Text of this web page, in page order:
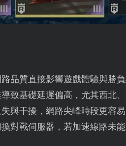
品質直接影響遊戲體驗與勝
致基礎延遲偏高，尤其西北
與干擾，網路尖峰時段更容
對戰伺服器，若加速線路未